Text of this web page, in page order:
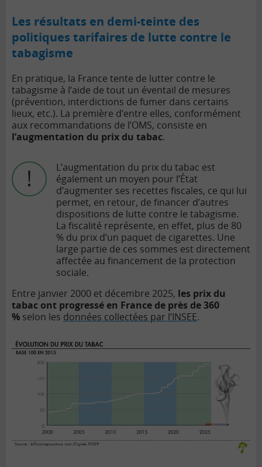
Les résultats en demi-teinte des
politiques tarifaires de lutte contre le
tabagisme
En pratique, la France tente de lutter contre le
tabagisme à l’aide de tout un éventail de mesures
(prévention, interdictions de fumer dans certains
lieux, etc.). La première d’entre elles, conformément
aux recommandations de l’OMS, consiste en
l’augmentation du prix du tabac.
L’augmentation du prix du tabac est
également un moyen pour l’État
d’augmenter ses recettes fiscales, ce qui lui
permet, en retour, de financer d’autres
dispositions de lutte contre le tabagisme.
La fiscalité représente, en effet, plus de 80
% du prix d’un paquet de cigarettes. Une
large partie de ces sommes est directement
affectée au financement de la protection
sociale.
Entre janvier 2000 et décembre 2025, les prix du
tabac ont progressé en France de près de 360
% selon les données collectées par l’INSEE.